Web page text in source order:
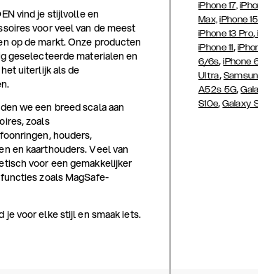
vind je stijlvolle en
voor veel van de meest
op de markt. Onze producten
geselecteerde materialen en
uiterlijk als de
we een breed scala aan
zoals
houders,
en kaarthouders. Veel van
voor een gemakkelijker
zoals MagSafe-
je voor elke stijl en smaak iets.
iPhone 17,
Max, iPhone 15
iPhone 13 Pro,
iPhone 11,
6/6s,iPhone
Ultra,
A52s 5G,
S10e,Galaxy